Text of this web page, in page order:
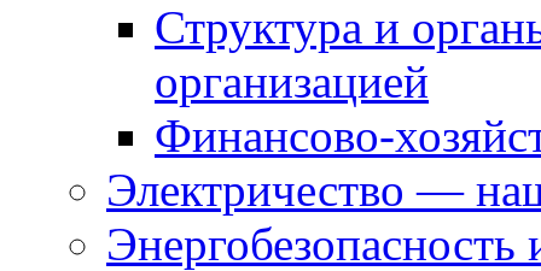
Структура и
организацией
Финансово-
Электричество —
Энергобезопасность